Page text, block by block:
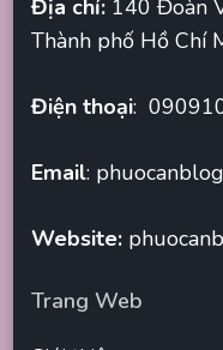
Địa chỉ: 140 Đoàn
Thành phố Hồ Chí
Điện thoại:
Email:
Website:
Trang Web